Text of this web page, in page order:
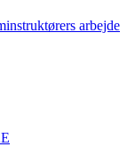
arbejde